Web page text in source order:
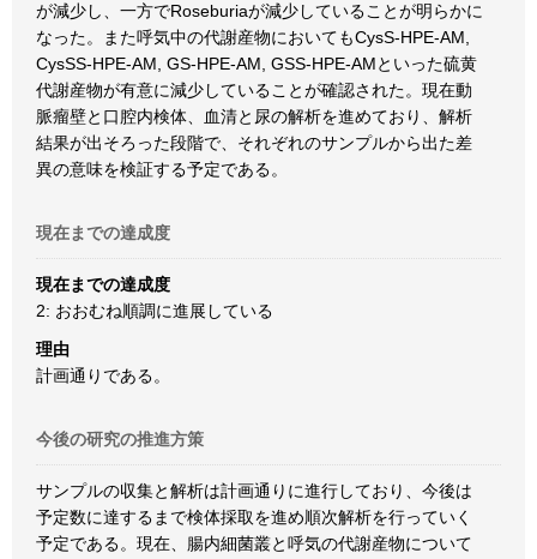
が減少し、一方でRoseburiaが減少していることが明らかに
なった。また呼気中の代謝産物においてもCysS-HPE-AM,
CysSS-HPE-AM, GS-HPE-AM, GSS-HPE-AMといった硫黄
代謝産物が有意に減少していることが確認された。現在動
脈瘤壁と口腔内検体、血清と尿の解析を進めており、解析
結果が出そろった段階で、それぞれのサンプルから出た差
異の意味を検証する予定である。
現在までの達成度
現在までの達成度
2: おおむね順調に進展している
理由
計画通りである。
今後の研究の推進方策
サンプルの収集と解析は計画通りに進行しており、今後は
予定数に達するまで検体採取を進め順次解析を行っていく
予定である。現在、腸内細菌叢と呼気の代謝産物について